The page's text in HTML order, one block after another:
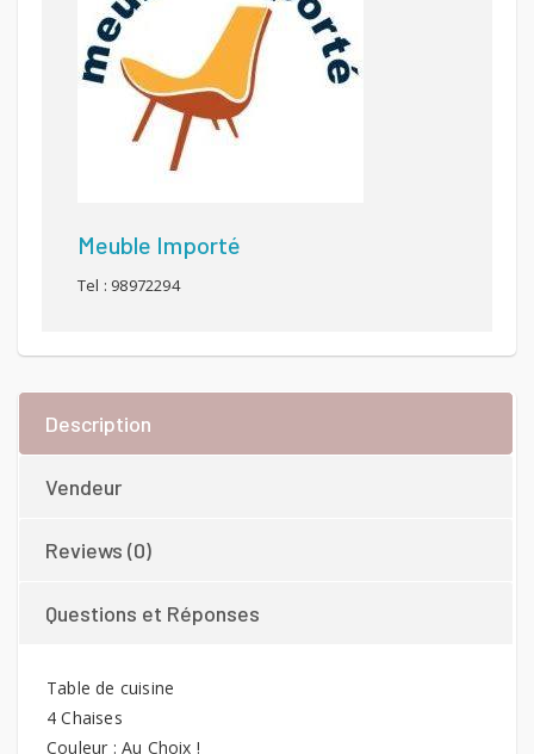
Meuble Importé
Tel : 98972294
Description
Vendeur
Reviews (0)
Questions et Réponses
Table de cuisine
4 Chaises
Couleur : Au Choix !